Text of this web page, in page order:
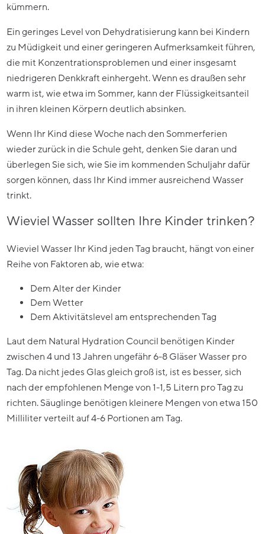
kümmern.
Ein geringes Level von Dehydratisierung kann bei Kindern
zu Müdigkeit und einer geringeren Aufmerksamkeit führen,
die mit Konzentrationsproblemen und einer insgesamt
niedrigeren Denkkraft einhergeht. Wenn es draußen sehr
warm ist, wie etwa im Sommer, kann der Flüssigkeitsanteil
in ihren kleinen Körpern deutlich absinken.
Wenn Ihr Kind diese Woche nach den Sommerferien
wieder zurück in die Schule geht, denken Sie daran und
überlegen Sie sich, wie Sie im kommenden Schuljahr dafür
sorgen können, dass Ihr Kind immer ausreichend Wasser
trinkt.
Wieviel Wasser sollten Ihre Kinder trinken?
Wieviel Wasser Ihr Kind jeden Tag braucht, hängt von einer
Reihe von Faktoren ab, wie etwa:
Dem Alter der Kinder
Dem Wetter
Dem Aktivitätslevel am entsprechenden Tag
Laut dem Natural Hydration Council benötigen Kinder
zwischen 4 und 13 Jahren ungefähr 6-8 Gläser Wasser pro
Tag. Da nicht jedes Glas gleich groß ist, ist es besser, sich
nach der empfohlenen Menge von 1-1,5 Litern pro Tag zu
richten. Säuglinge benötigen kleinere Mengen von etwa 150
Milliliter verteilt auf 4-6 Portionen am Tag.